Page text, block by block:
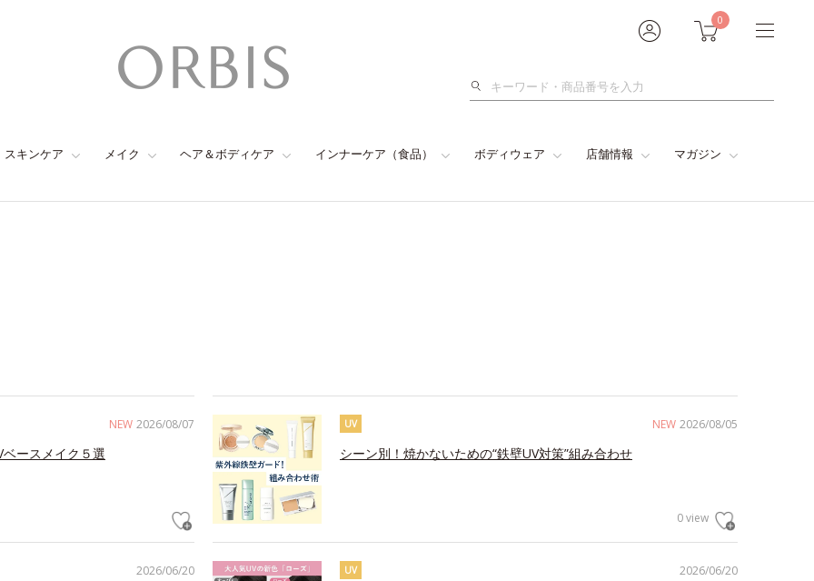
0
検
スキンケア メイク ヘア＆ボディケア インナーケア（食品） ボディウェア 店舗情報 マガジン
NEW 2026/08/07
ースメイク５選
NEW 2026/08/05
UV
シーン別！焼かないための“鉄壁UV対策”組み合わせ
0 view
2026/06/20 2026/06/20
UV